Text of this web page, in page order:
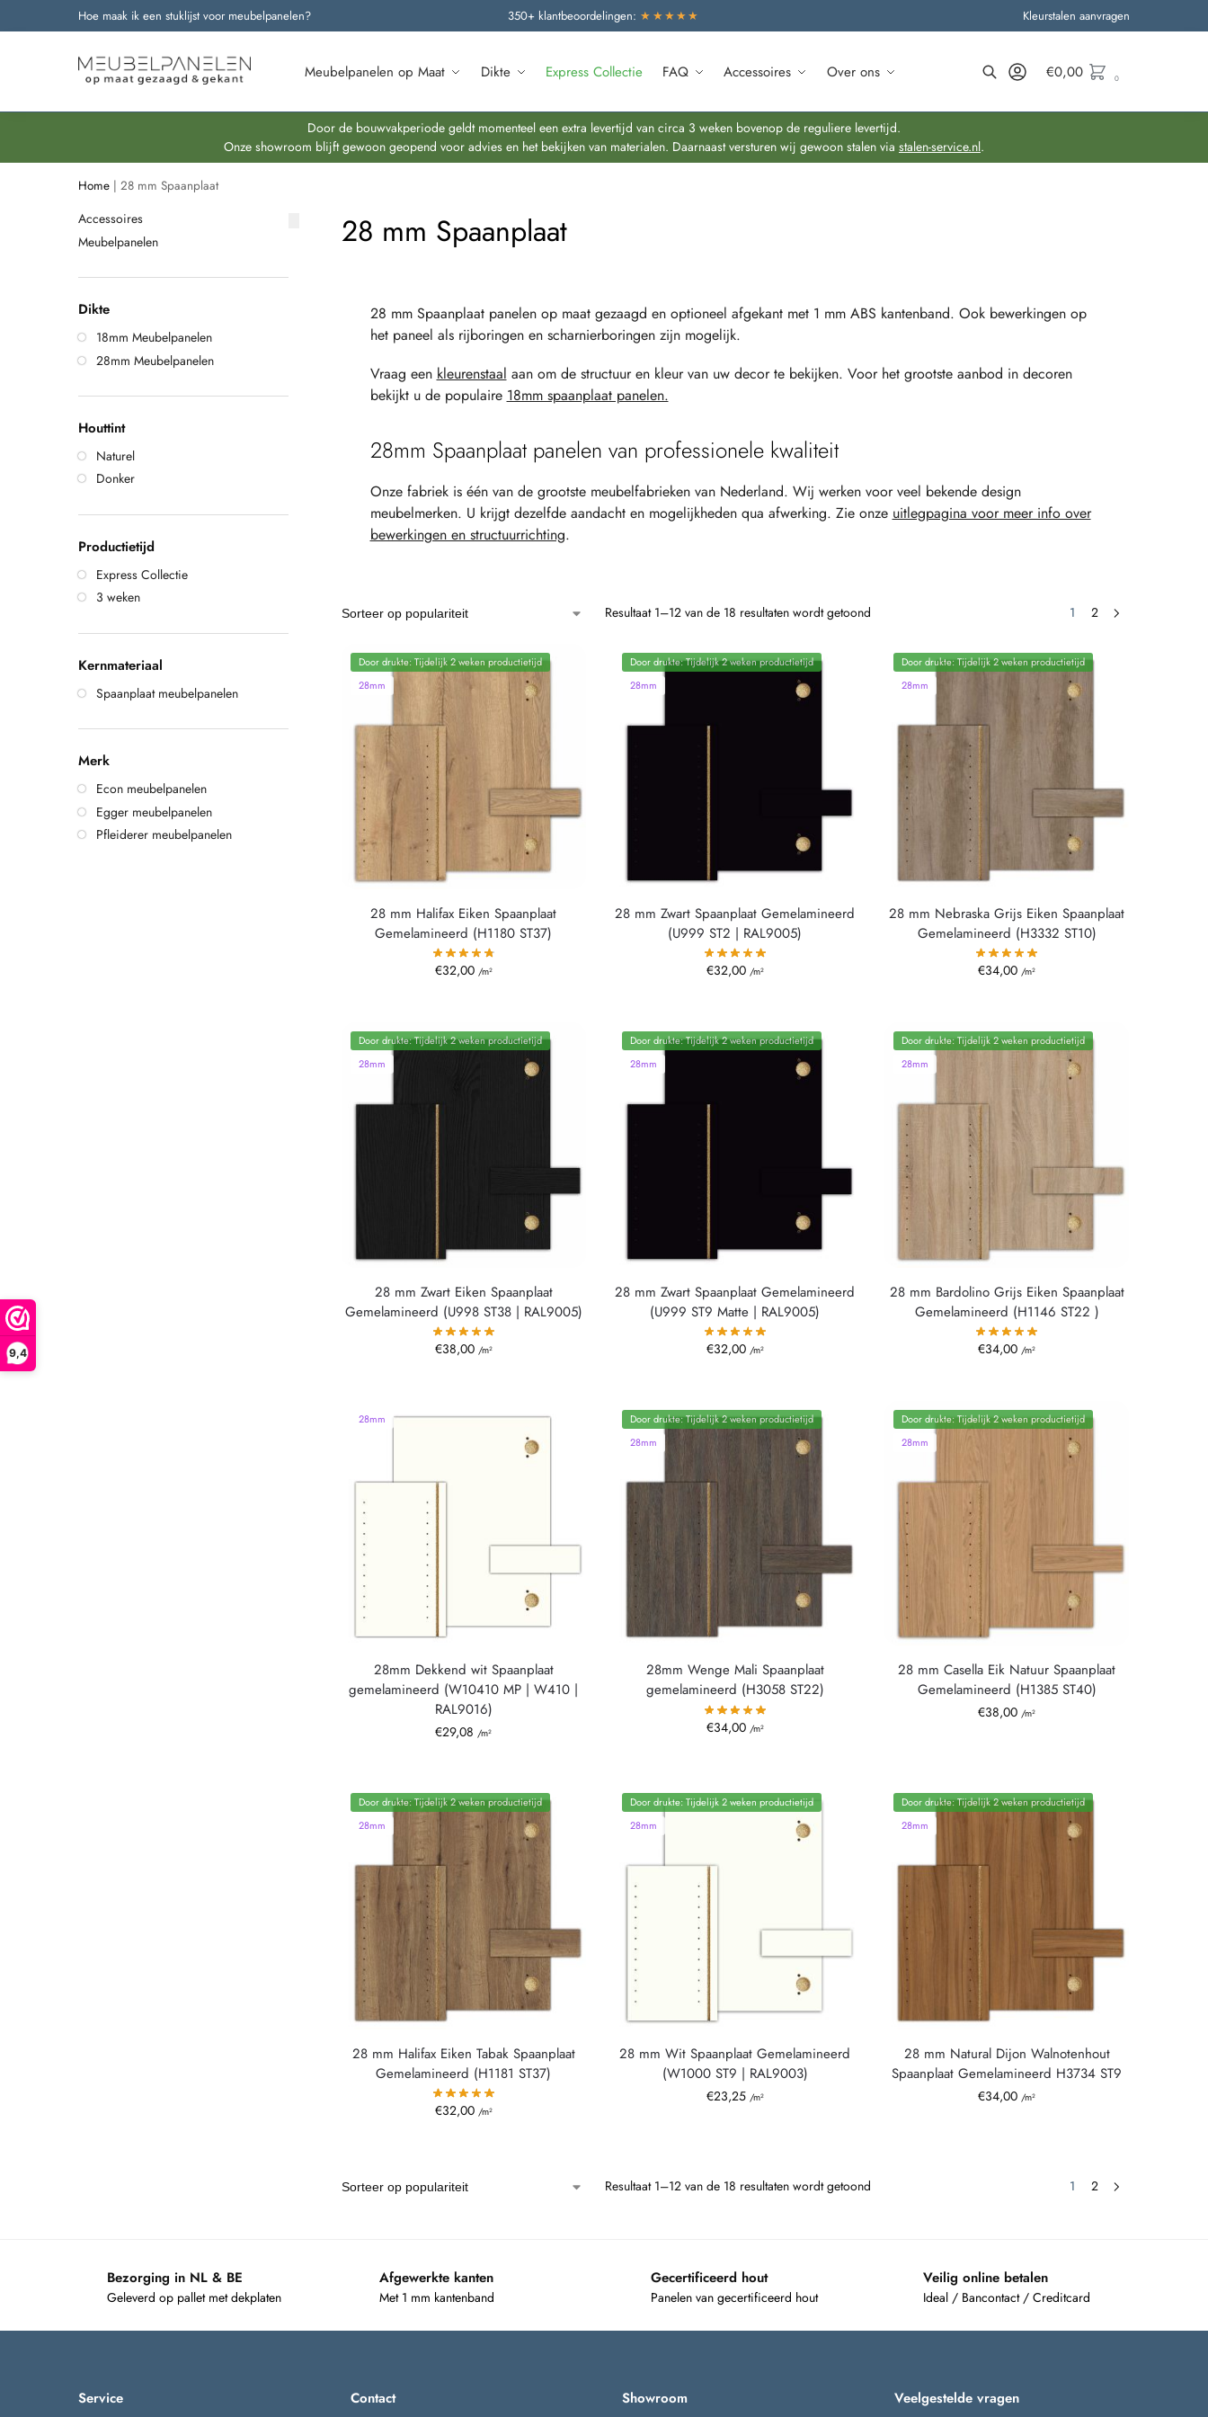
9,4
Hoe maak ik een stuklijst voor meubelpanelen? 350+ klantbeoordelingen: ★★★★★ Kleurstalen aanvragen
Meubelpanelen op Maat Dikte Express Collectie FAQ Accessoires Over ons
Onze nieuwste producten
€0,00 0
Door de bouwvakperiode geldt momenteel een extra levertijd van circa 3 weken bovenop de reguliere levertijd.
Onze showroom blijft gewoon geopend voor advies en het bekijken van materialen. Daarnaast versturen wij gewoon stalen via stalen-service.nl.
Home | 28 mm Spaanplaat
28 mm Spaanplaat
28 mm Spaanplaat panelen op maat gezaagd en optioneel afgekant met 1 mm ABS kantenband. Ook bewerkingen op
het paneel als rijboringen en scharnierboringen zijn mogelijk.
Vraag een kleurenstaal aan om de structuur en kleur van uw decor te bekijken. Voor het grootste aanbod in decoren
bekijkt u de populaire 18mm spaanplaat panelen.
28mm Spaanplaat panelen van professionele kwaliteit
Onze fabriek is één van de grootste meubelfabrieken van Nederland. Wij werken voor veel bekende design
meubelmerken. U krijgt dezelfde aandacht en mogelijkheden qua afwerking. Zie onze uitlegpagina voor meer info over
bewerkingen en structuurrichting.
Resultaat 1–12 van de 18 resultaten wordt getoond 1 2
Door drukte: Tijdelijk 2 weken productietijd
28mm
28 mm Halifax Eiken Spaanplaat
Gemelamineerd (H1180 ST37)
€32,00 /m²
Door drukte: Tijdelijk 2 weken productietijd
28mm
28 mm Zwart Spaanplaat Gemelamineerd
(U999 ST2 | RAL9005)
€32,00 /m²
Door drukte: Tijdelijk 2 weken productietijd
28mm
28 mm Nebraska Grijs Eiken Spaanplaat
Gemelamineerd (H3332 ST10)
€34,00 /m²
Door drukte: Tijdelijk 2 weken productietijd
28mm
28 mm Zwart Eiken Spaanplaat
Gemelamineerd (U998 ST38 | RAL9005)
€38,00 /m²
Door drukte: Tijdelijk 2 weken productietijd
28mm
28 mm Zwart Spaanplaat Gemelamineerd
(U999 ST9 Matte | RAL9005)
€32,00 /m²
Door drukte: Tijdelijk 2 weken productietijd
28mm
28 mm Bardolino Grijs Eiken Spaanplaat
Gemelamineerd (H1146 ST22 )
€34,00 /m²
28mm
28mm Dekkend wit Spaanplaat
gemelamineerd (W10410 MP | W410 |
RAL9016)
€29,08 /m²
Door drukte: Tijdelijk 2 weken productietijd
28mm
28mm Wenge Mali Spaanplaat
gemelamineerd (H3058 ST22)
€34,00 /m²
Door drukte: Tijdelijk 2 weken productietijd
28mm
28 mm Casella Eik Natuur Spaanplaat
Gemelamineerd (H1385 ST40)
€38,00 /m²
Door drukte: Tijdelijk 2 weken productietijd
28mm
28 mm Halifax Eiken Tabak Spaanplaat
Gemelamineerd (H1181 ST37)
€32,00 /m²
Door drukte: Tijdelijk 2 weken productietijd
28mm
28 mm Wit Spaanplaat Gemelamineerd
(W1000 ST9 | RAL9003)
€23,25 /m²
Door drukte: Tijdelijk 2 weken productietijd
28mm
28 mm Natural Dijon Walnotenhout
Spaanplaat Gemelamineerd H3734 ST9
€34,00 /m²
Resultaat 1–12 van de 18 resultaten wordt getoond 1 2
Accessoires
Meubelpanelen
Dikte
18mm Meubelpanelen
28mm Meubelpanelen
Houttint
Naturel
Donker
Productietijd
Express Collectie
3 weken
Kernmateriaal
Spaanplaat meubelpanelen
Merk
Econ meubelpanelen
Egger meubelpanelen
Pfleiderer meubelpanelen
Bezorging in NL & BE
Geleverd op pallet met dekplaten
Afgewerkte kanten
Met 1 mm kantenband
Gecertificeerd hout
Panelen van gecertificeerd hout
Veilig online betalen
Ideal / Bancontact / Creditcard
Service Contact Showroom Veelgestelde vragen